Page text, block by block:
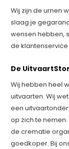
Wij zijn de urnen
slaag je
wensen hebben,
de
De
Wij hebben heel
uitvaarten. Wij
een
op zich te
de crematie
goedkoper. Bij